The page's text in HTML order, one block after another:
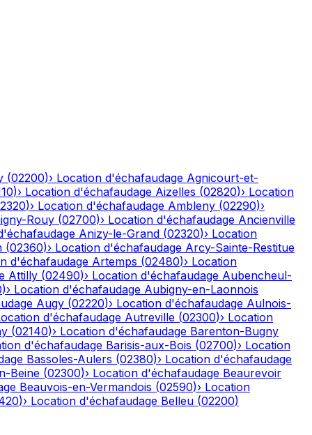
(02200)› Location d'échafaudage Agnicourt-et-
)› Location d'échafaudage Aizelles (02820)› Location
)› Location d'échafaudage Ambleny (02290)›
Rouy (02700)› Location d'échafaudage Ancienville
Anizy-le-Grand (02320)› Location
(02360)› Location d'échafaudage Arcy-Sainte-Restitue
d'échafaudage Artemps (02480)› Location
Attilly (02490)› Location d'échafaudage Aubencheul-
)› Location d'échafaudage Aubigny-en-Laonnois
Augy (02220)› Location d'échafaudage Aulnois-
d'échafaudage Autreville (02300)› Location
(02140)› Location d'échafaudage Barenton-Bugny
d'échafaudage Barisis-aux-Bois (02700)› Location
Bassoles-Aulers (02380)› Location d'échafaudage
Beine (02300)› Location d'échafaudage Beaurevoir
Beauvois-en-Vermandois (02590)› Location
)› Location d'échafaudage Belleu (02200)